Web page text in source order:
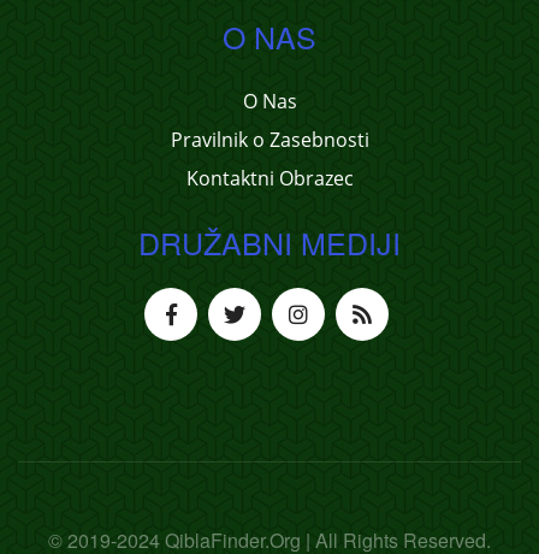
O NAS
O Nas
Pravilnik o Zasebnosti
Kontaktni Obrazec
DRUŽABNI MEDIJI
© 2019-2024 QiblaFinder.Org | All Rights Reserved.